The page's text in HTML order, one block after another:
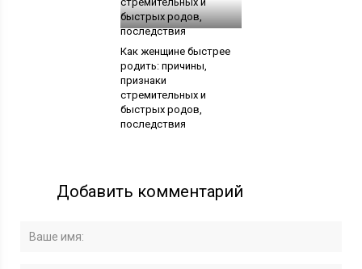
Как женщине быстрее
родить: причины,
признаки
стремительных и
быстрых родов,
последствия
Добавить комментарий